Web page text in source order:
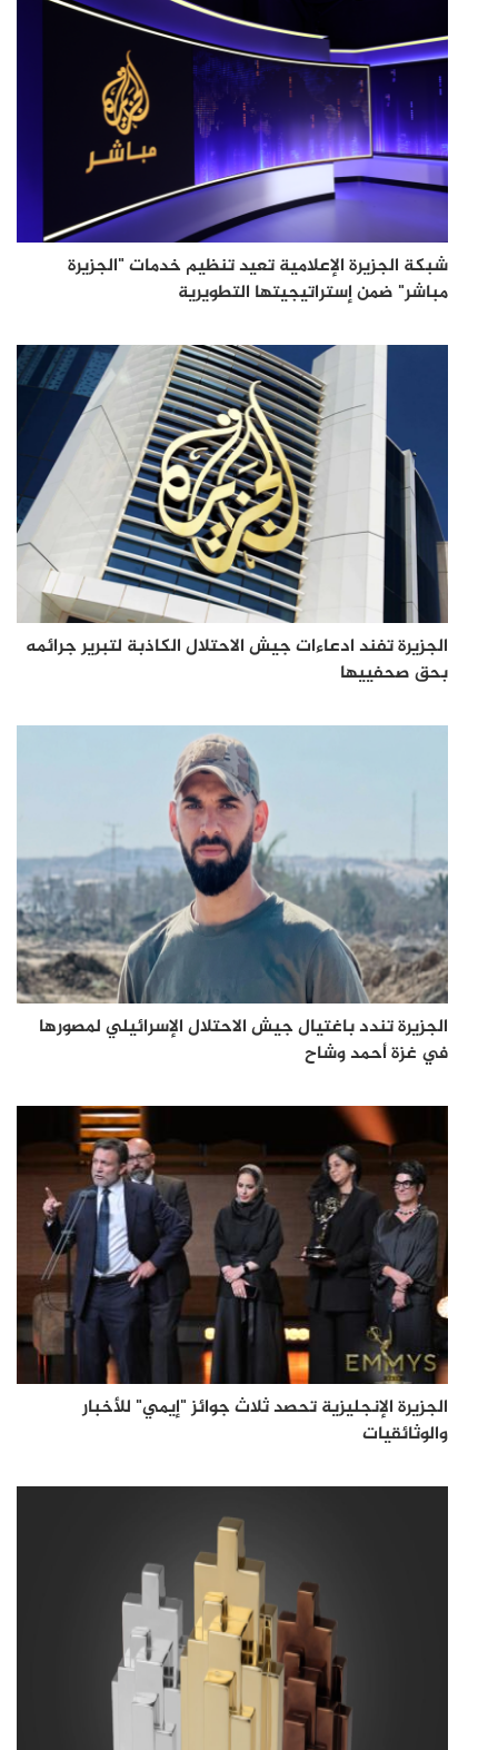
شبكة الجزيرة الإعلامية تعيد تنظيم خدمات "الجزيرة
مباشر" ضمن إستراتيجيتها التطويرية
الجزيرة تفند ادعاءات جيش الاحتلال الكاذبة لتبرير جرائمه
بحق صحفييها
الجزيرة تندد باغتيال جيش الاحتلال الإسرائيلي لمصورها
في غزة أحمد وشاح
الجزيرة الإنجليزية تحصد ثلاث جوائز "إيمي" للأخبار
والوثائقيات